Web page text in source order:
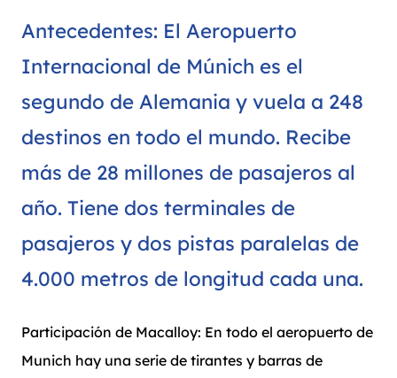
Antecedentes: El Aeropuerto
Internacional de Múnich es el
segundo de Alemania y vuela a 248
destinos en todo el mundo. Recibe
más de 28 millones de pasajeros al
año. Tiene dos terminales de
pasajeros y dos pistas paralelas de
4.000 metros de longitud cada una.
Participación de Macalloy: En todo el aeropuerto de
Munich hay una serie de tirantes y barras de